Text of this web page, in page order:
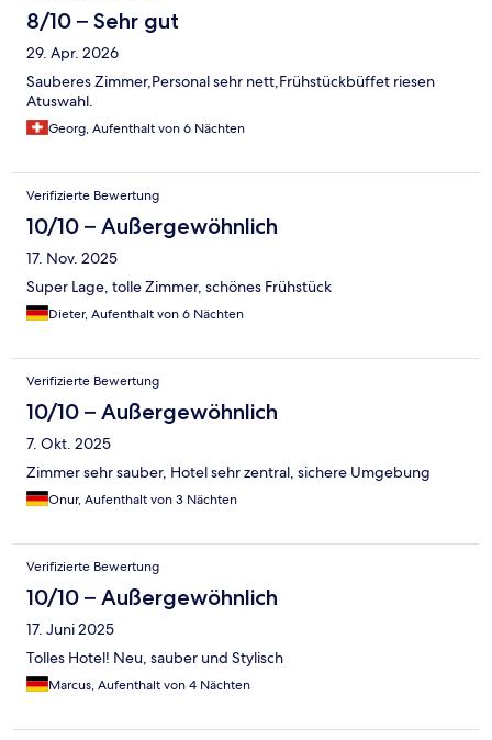
8/10 – Sehr gut
29. Apr. 2026
Sauberes Zimmer,Personal sehr nett,Frühstückbüffet riesen
Atuswahl.
Georg, Aufenthalt von 6 Nächten
Verifizierte Bewertung
10/10 – Außergewöhnlich
17. Nov. 2025
Super Lage, tolle Zimmer, schönes Frühstück
Dieter, Aufenthalt von 6 Nächten
Verifizierte Bewertung
10/10 – Außergewöhnlich
7. Okt. 2025
Zimmer sehr sauber, Hotel sehr zentral, sichere Umgebung
Onur, Aufenthalt von 3 Nächten
Verifizierte Bewertung
10/10 – Außergewöhnlich
17. Juni 2025
Tolles Hotel! Neu, sauber und Stylisch
Marcus, Aufenthalt von 4 Nächten